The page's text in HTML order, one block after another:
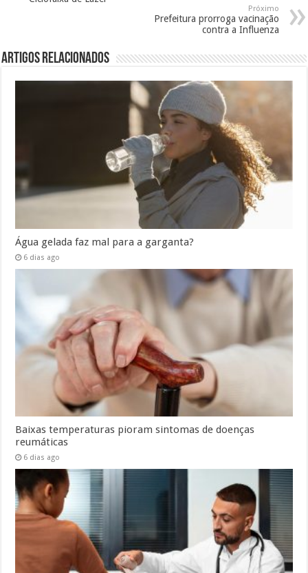
Próximo
Prefeitura prorroga vacinação
contra a Influenza
Artigos Relacionados
Água gelada faz mal para a garganta?
6 dias ago
Baixas temperaturas pioram sintomas de doenças
reumáticas
6 dias ago